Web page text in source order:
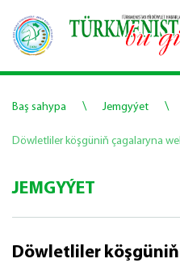
Baş sahypa \ Jemgyýet \
Döwletliler köşgüniň çagalaryna
JEMGYÝET
Döwletliler